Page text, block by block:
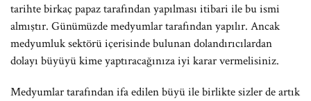
tarihte birkaç papaz tarafından yapılması itibari ile bu ismi
almıştır. Günümüzde medyumlar tarafından yapılır. Ancak
medyumluk sektörü içerisinde bulunan dolandırıcılardan
dolayı büyüyü kime yaptıracağınıza iyi karar vermelisiniz.
Medyumlar tarafından ifa edilen büyü ile birlikte sizler de artık